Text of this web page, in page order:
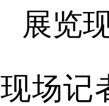
展览
现场记